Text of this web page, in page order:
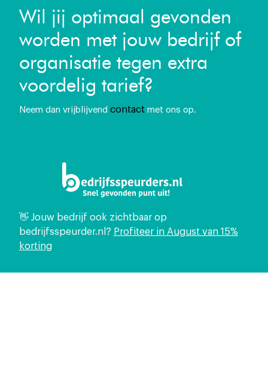
Wil jij optimaal gevonden
worden met jouw bedrijf of
organisatie tegen extra
voordelig tarief?
Neem dan vrijblijvend contact met ons op.
👋 Jouw bedrijf ook zichtbaar op
bedrijfsspeurder.nl? Profiteer in August van 15%
korting